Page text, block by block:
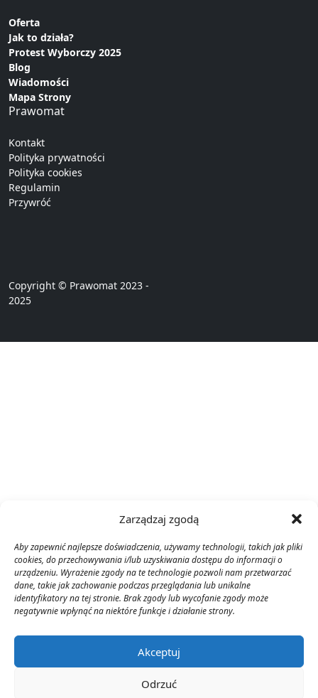
Zarządzaj zgodą
Aby zapewnić najlepsze doświadczenia, używamy technologii, takich jak pliki
cookies, do przechowywania i/lub uzyskiwania dostępu do informacji o
urządzeniu. Wyrażenie zgody na te technologie pozwoli nam przetwarzać
dane, takie jak zachowanie podczas przeglądania lub unikalne
identyfikatory na tej stronie. Brak zgody lub wycofanie zgody może
negatywnie wpłynąć na niektóre funkcje i działanie strony.
Akceptuj
Odrzuć
Oferta
Jak to działa?
Protest Wyborczy 2025
Blog
Wiadomości
Mapa Strony
Prawomat
Kontakt
Polityka prywatności
Polityka cookies
Regulamin
Przywróć
Copyright © Prawomat 2023 -
2025